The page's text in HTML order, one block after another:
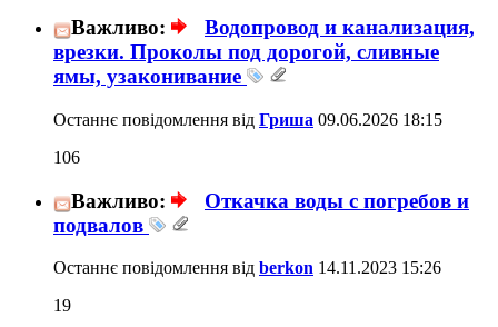
Важливо:
Водопровод и канализация,
врезки. Проколы под дорогой, сливные
ямы, узаконивание
Останнє повідомлення від Гриша 09.06.2026 18:15
106
Важливо:
Откачка воды с погребов и
подвалов
Останнє повідомлення від berkon 14.11.2023 15:26
19